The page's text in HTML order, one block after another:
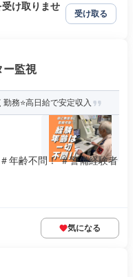
け取りませ
受け取る
ー監視
務⭐高日給で安定収入
年齢不問！ ＃警備経験者
気になる